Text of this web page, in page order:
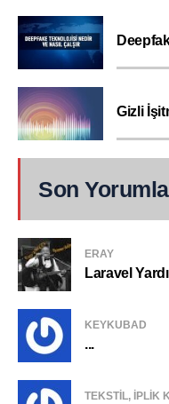
Gizli
Son
ERAY
Laravel
KEYKUBAD
...
TEKSTIL, IPLIK